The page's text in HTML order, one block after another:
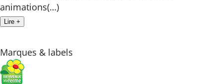
animations(…)
Lire +
Marques & labels